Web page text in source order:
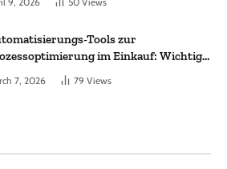
Tools zur
im Einkauf: Wichtige
auf die Sie achten sollten
7, 2026 79 Views